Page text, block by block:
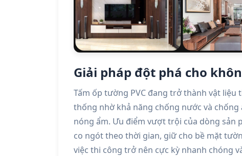
Giải pháp đột phá cho
Tấm ốp tường PVC đang trở thành vật liệu
thống nhờ khả năng chống nước và
nóng ẩm. Ưu điểm vượt trội của dòng sản
co ngót theo thời gian, giữ cho bề mặt
việc thi công trở nên cực kỳ nhanh chóng